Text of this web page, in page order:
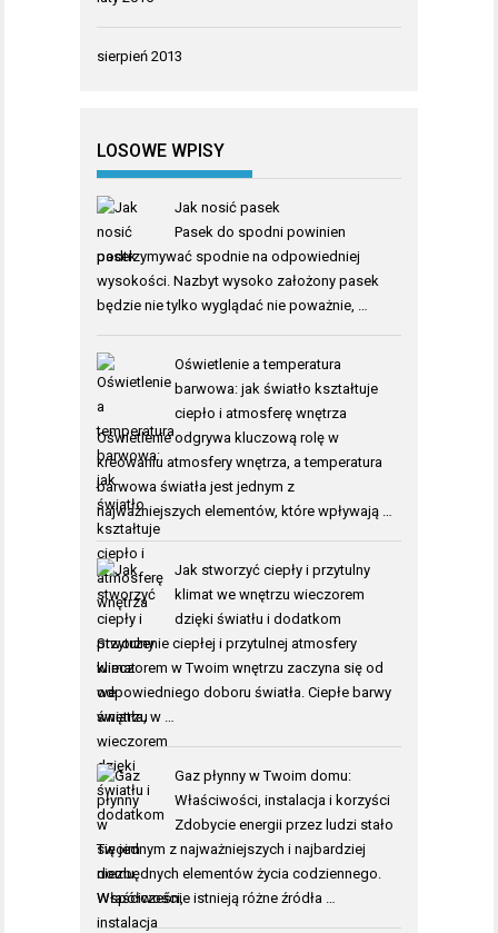
sierpień 2013
LOSOWE WPISY
Jak nosić pasek
Pasek do spodni powinien
podtrzymywać spodnie na odpowiedniej
wysokości. Nazbyt wysoko założony pasek
będzie nie tylko wyglądać nie poważnie, …
Oświetlenie a temperatura
barwowa: jak światło kształtuje
ciepło i atmosferę wnętrza
Oświetlenie odgrywa kluczową rolę w
kreowaniu atmosfery wnętrza, a temperatura
barwowa światła jest jednym z
najważniejszych elementów, które wpływają …
Jak stworzyć ciepły i przytulny
klimat we wnętrzu wieczorem
dzięki światłu i dodatkom
Stworzenie ciepłej i przytulnej atmosfery
wieczorem w Twoim wnętrzu zaczyna się od
odpowiedniego doboru światła. Ciepłe barwy
światła, w …
Gaz płynny w Twoim domu:
Właściwości, instalacja i korzyści
Zdobycie energii przez ludzi stało
się jednym z najważniejszych i najbardziej
niezbędnych elementów życia codziennego.
Współcześnie istnieją różne źródła …